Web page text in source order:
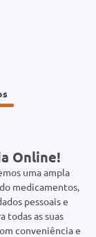
Online!
uma ampla
medicamentos,
pessoais e
todas as suas
conveniência e